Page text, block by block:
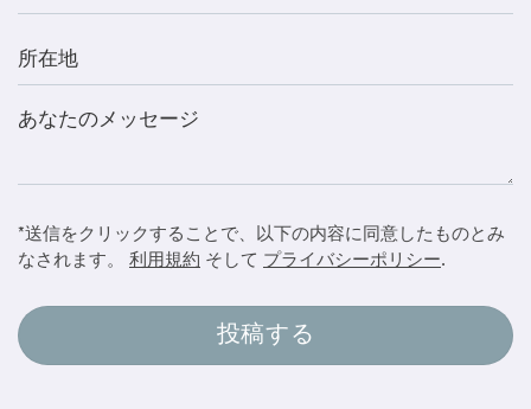
*送信をクリックすることで、以下の内容に同意したものとみ
なされます。 利用規約 そして プライバシーポリシー.